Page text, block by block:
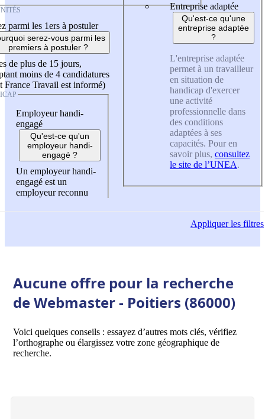
parmi les 1ers à postuler
serez-vous parmi les
premiers à postuler ?
de plus de 15 jours,
moins de 4 candidatures
France Travail est informé)
Employeur handi-
engagé
Qu'est-ce qu'un
employeur handi-
engagé ?
Un employeur handi-
engagé est un
employeur reconnu
Entreprise adaptée
Qu'est-ce qu'une
entreprise adaptée
?
L'entreprise adaptée
permet à un travailleur
en situation de
handicap d'exercer
une activité
professionnelle dans
des conditions
adaptées à ses
capacités. Pour en
savoir plus, consultez
le site de l’UNEA.
Appliquerles filtres
Aucune offre pour la recherche
de Webmaster - Poitiers (86000)
Voici quelques conseils : essayez d’autres mots clés, vérifiez
l’orthographe ou élargissez votre zone géographique de
recherche.